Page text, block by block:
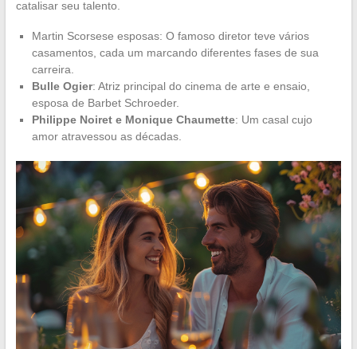
catalisar seu talento.
Martin Scorsese esposas: O famoso diretor teve vários
casamentos, cada um marcando diferentes fases de sua
carreira.
Bulle Ogier: Atriz principal do cinema de arte e ensaio,
esposa de Barbet Schroeder.
Philippe Noiret e Monique Chaumette: Um casal cujo
amor atravessou as décadas.